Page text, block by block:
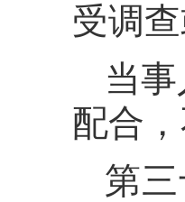
受调查
当
配合
第